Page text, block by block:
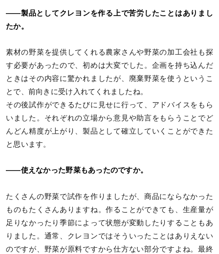
――製品としてクレヨンを作る上で苦労したことはありまし
たか。
素材の野菜を提供してくれる農家さんや野菜の加工会社も探
す必要があったので、初めは大変でした。企画を持ち込んだ
ときはその内容に驚かれましたが、廃棄野菜を使うというこ
とで、前向きに受け入れてくれましたね。
その後試作ができるたびに見せに行って、アドバイスをもら
いました。それぞれの立場から意見や助言をもらうことでど
んどん精度が上がり、製品として確立していくことができた
と思います。
――使えなかった野菜もあったのですか。
たくさんの野菜で試作を作りましたが、商品にならなかった
ものもたくさんありますね。作ることができても、生産量が
足りなかったり季節によって状態が変動したりすることもあ
りました。通常、クレヨンではそういったことはありえない
のですが、野菜が原料ですから仕方ない部分ですよね。最終